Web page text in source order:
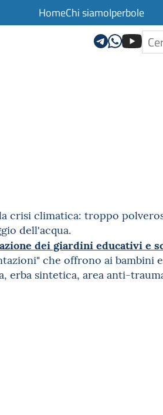
HomeChi siamoIperbole
crisi climatica: troppo
dell'acqua.
dei giardini educativi e
che offrono ai bambini
erba sintetica, area anti-